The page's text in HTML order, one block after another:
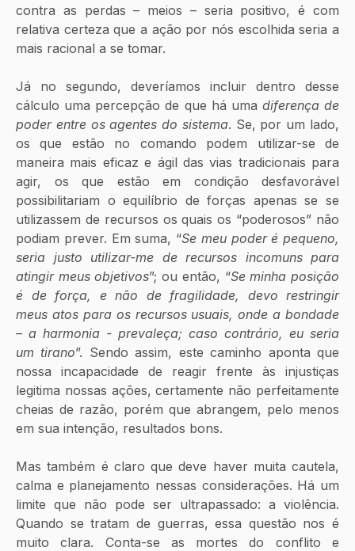
contra as perdas – meios – seria positivo, é com
relativa certeza que a ação por nós escolhida seria a
mais racional a se tomar.
Já no segundo, deveríamos incluir dentro desse
cálculo uma percepção de que há uma diferença de
poder entre os agentes do sistema. Se, por um lado,
os que estão no comando podem utilizar-se de
maneira mais eficaz e ágil das vias tradicionais para
agir, os que estão em condição desfavorável
possibilitariam o equilíbrio de forças apenas se se
utilizassem de recursos os quais os “poderosos” não
podiam prever. Em suma, “Se meu poder é pequeno,
seria justo utilizar-me de recursos incomuns para
atingir meus objetivos”; ou então, “Se minha posição
é de força, e não de fragilidade, devo restringir
meus atos para os recursos usuais, onde a bondade
– a harmonia - prevaleça; caso contrário, eu seria
um tirano”. Sendo assim, este caminho aponta que
nossa incapacidade de reagir frente às injustiças
legitima nossas ações, certamente não perfeitamente
cheias de razão, porém que abrangem, pelo menos
em sua intenção, resultados bons.
Mas também é claro que deve haver muita cautela,
calma e planejamento nessas considerações. Há um
limite que não pode ser ultrapassado: a violência.
Quando se tratam de guerras, essa questão nos é
muito clara. Conta-se as mortes do conflito e